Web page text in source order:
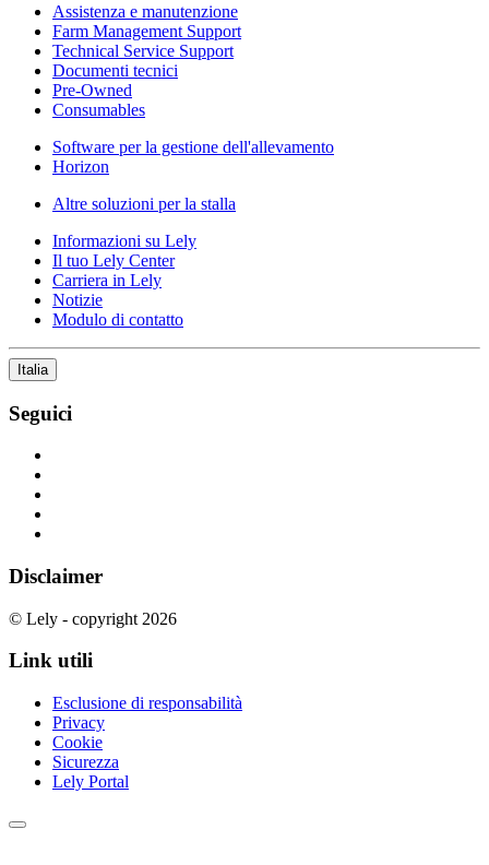
Assistenza e manutenzione
Farm Management Support
Technical Service Support
Documenti tecnici
Pre-Owned
Consumables
Software per la gestione dell'allevamento
Horizon
Altre soluzioni per la stalla
Informazioni su Lely
Il tuo Lely Center
Carriera in Lely
Notizie
Modulo di contatto
Italia
Seguici
Disclaimer
© Lely - copyright 2026
Link utili
Esclusione di responsabilità
Privacy
Cookie
Sicurezza
Lely Portal